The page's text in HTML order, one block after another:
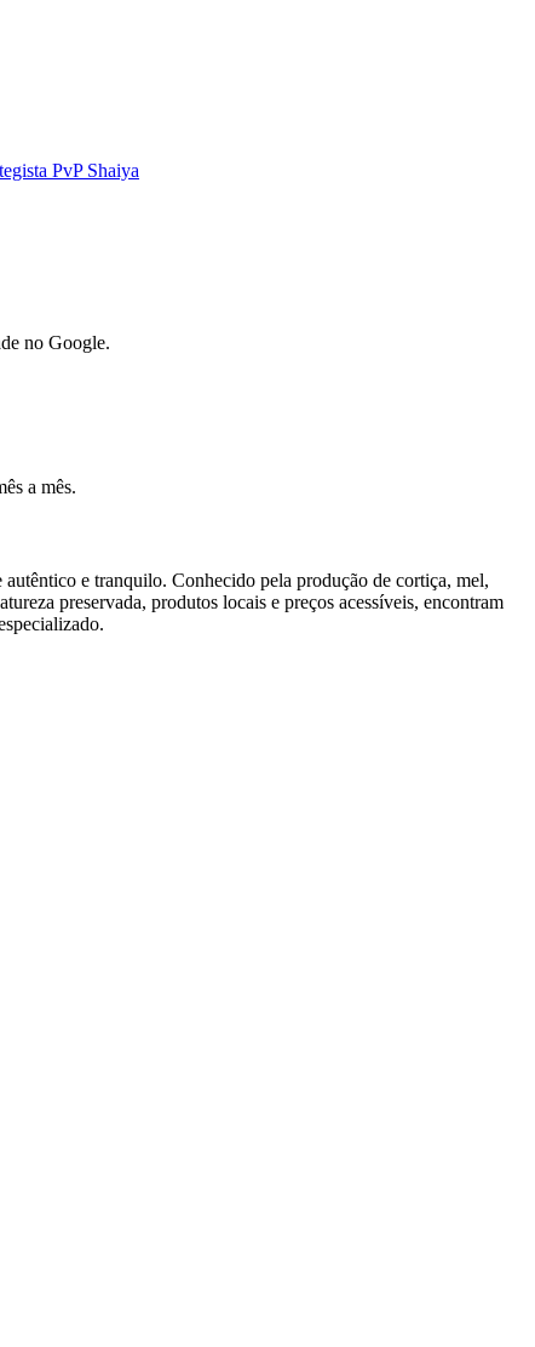
PvP Shaiya
no Google.
a mês.
e tranquilo. Conhecido pela produção de cortiça, mel,
preservada, produtos locais e preços acessíveis, encontram